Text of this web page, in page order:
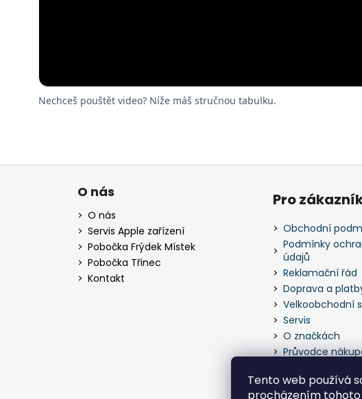
Tento web používá
procházením
Nechceš pouštět video? Níže máš stručnou tabulku.
Z
O nás
O nás
Servis Apple zařízení
Pobočka Frýdek Místek
Pobočka Třinec
Kontakt
Pro
Obchodní
Podmínky
údajů
Reklamační řád
Doprava a
Velkoobchodní
Servis
O značkách
Průvodce